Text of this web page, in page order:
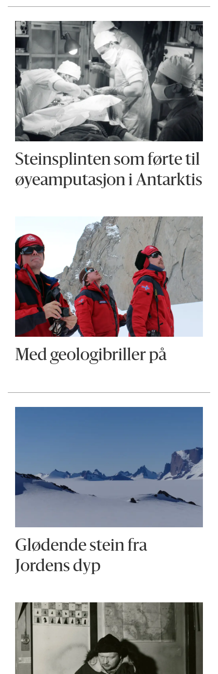
Steinsplinten som førte til
øyeamputasjon i Antarktis
Med geologibriller på
Glødende stein fra
Jordens dyp